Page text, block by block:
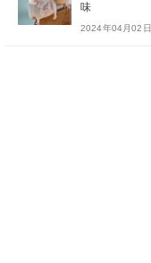
味
2024年04月02日